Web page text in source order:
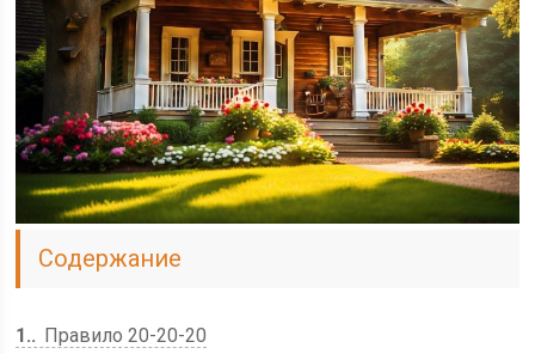
Содержание
1.
Правило 20-20-20